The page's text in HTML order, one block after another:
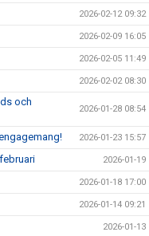
2026-02-12 09:32
2026-02-09 16:05
2026-02-05 11:49
2026-02-02 08:30
och
2026-01-28 08:54
2026-01-23 15:57
2026-01-19
2026-01-18 17:00
2026-01-14 09:21
2026-01-13